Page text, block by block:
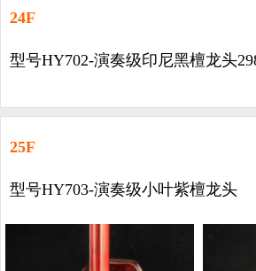
24F
型号HY702-演奏级印尼黑檀龙头
25F
型号HY703-演奏级小叶紫檀龙头